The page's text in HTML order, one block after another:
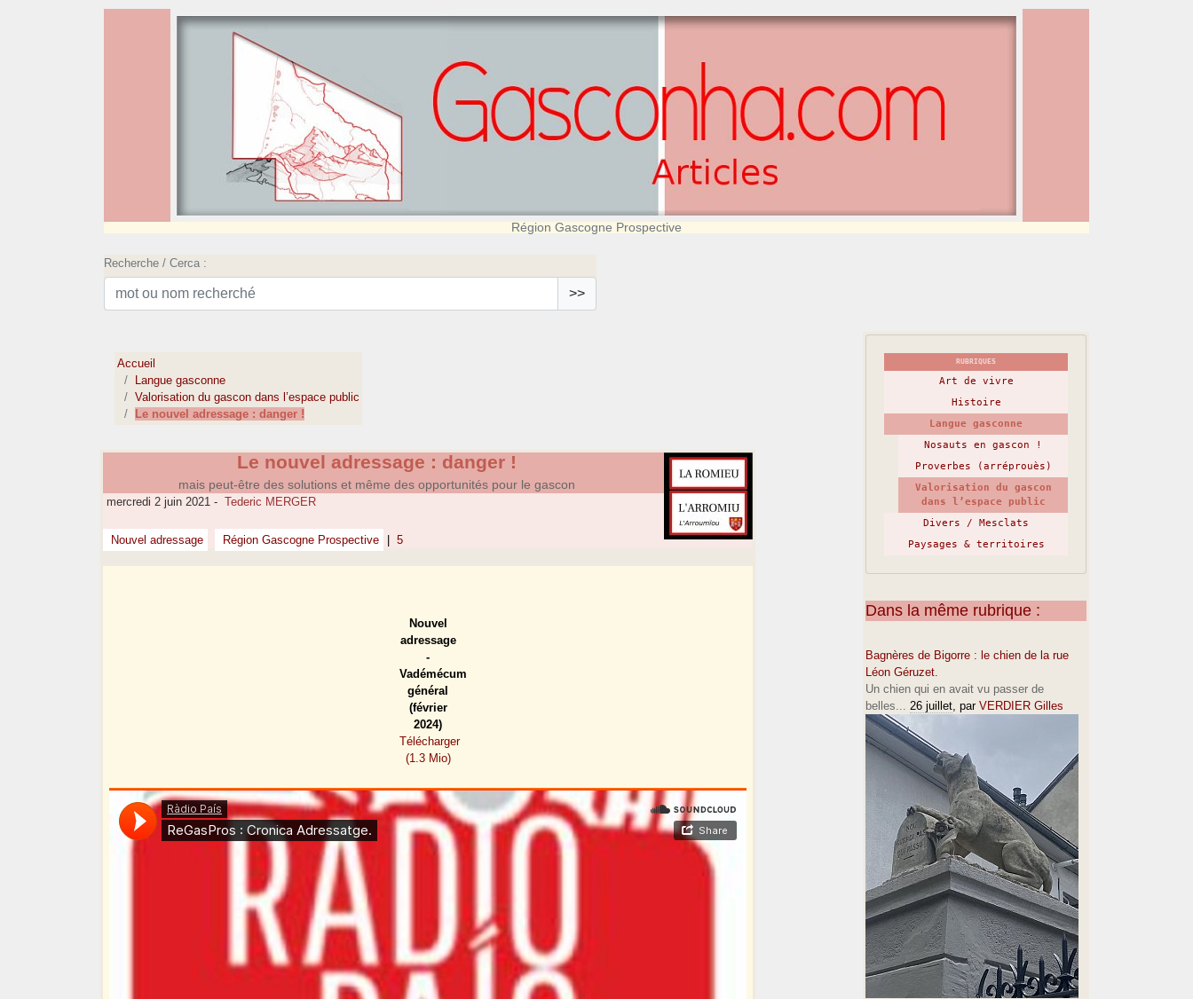
Région Gascogne Prospective
Recherche / Cerca :
>>
Accueil
Langue gasconne
Valorisation du gascon dans l’espace public
Le nouvel adressage : danger !
Le nouvel adressage : danger !
mais peut-être des solutions et même des opportunités pour le gascon
mercredi 2 juin 2021 - Tederic MERGER
Nouvel adressage Région Gascogne Prospective 5
Nouvel
adressage
-
Vadémécum
général
(février
2024)
Télécharger
(1.3 Mio)
RUBRIQUES
Art de vivre
Histoire
Langue gasconne
Nosauts en gascon !
Proverbes (arréprouès)
Valorisation du gascon
dans l’espace public
Divers / Mesclats
Paysages & territoires
Dans la même rubrique :
Bagnères de Bigorre : le chien de la rue
Léon Géruzet.
Un chien qui en avait vu passer de
belles... 26 juillet, par VERDIER Gilles